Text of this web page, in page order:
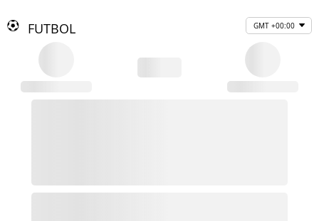
FUTBOL GMT +00:00